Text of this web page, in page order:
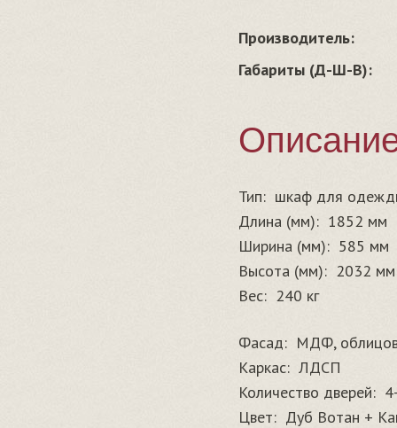
Производитель:
Габариты (Д-Ш-В):
Тип: шкаф для
Длина (мм): 1852 мм
Ширина (мм): 585 мм
Высота (мм): 2032 мм
Вес: 240 кг
Фасад: МДФ,
Каркас: ЛДСП
Количество дверей:
Цвет: Дуб Вотан +